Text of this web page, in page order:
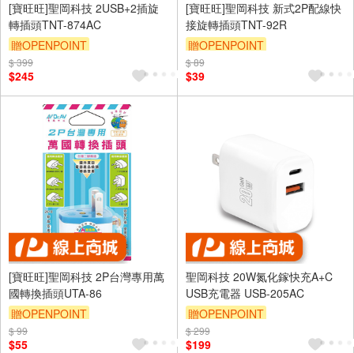
[寶旺旺]聖岡科技 2USB+2插旋
轉插頭TNT-874AC
贈OPENPOINT
$ 399
$245
[寶旺旺]聖岡科技 新式2P配線快
接旋轉插頭TNT-92R
贈OPENPOINT
$ 89
$39
[寶旺旺]聖岡科技 2P台灣專用萬
國轉換插頭UTA-86
贈OPENPOINT
$ 99
$55
聖岡科技 20W氮化鎵快充A+C
USB充電器 USB-205AC
贈OPENPOINT
$ 299
$199